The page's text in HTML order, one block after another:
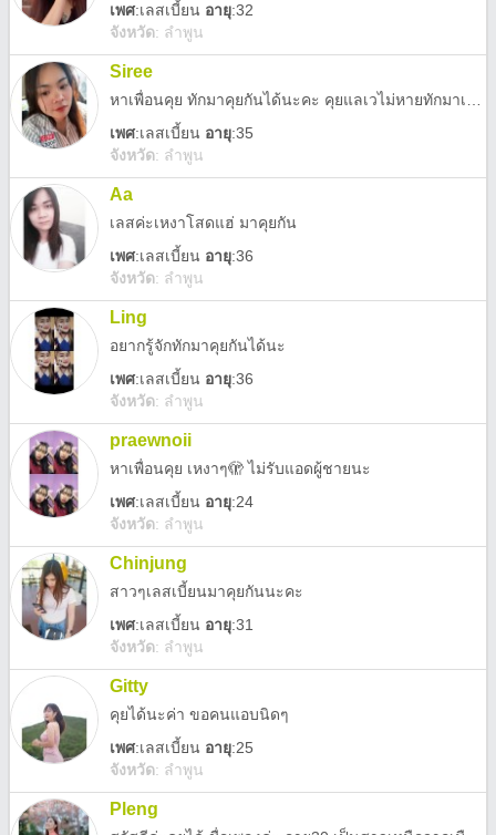
เพศ:เลสเบี้ยน อายุ:32
จังหวัด: ลำพูน
Siree
เพศ:เลสเบี้ยน อายุ:35
จังหวัด: ลำพูน
Aa
เลสค่ะเหงาโสดแฮ่ มาคุยกัน
เพศ:เลสเบี้ยน อายุ:36
จังหวัด: ลำพูน
Ling
อยากรู้จักทักมาคุยกันได้นะ
เพศ:เลสเบี้ยน อายุ:36
จังหวัด: ลำพูน
praewnoii
หาเพื่อนคุย เหงาๆ🫣 ไม่รับแอดผู้ชายนะ
เพศ:เลสเบี้ยน อายุ:24
จังหวัด: ลำพูน
Chinjung
สาวๆเลสเบี้ยนมาคุยกันนะคะ
เพศ:เลสเบี้ยน อายุ:31
จังหวัด: ลำพูน
Gitty
คุยได้นะค่า ขอคนแอบนิดๆ
เพศ:เลสเบี้ยน อายุ:25
จังหวัด: ลำพูน
Pleng